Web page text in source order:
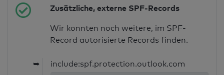
Zusätzliche, externe SPF-Records
Wir konnten noch weitere, im SPF-
Record autorisierte Records finden.
➥
include:spf.protection.outlook.com